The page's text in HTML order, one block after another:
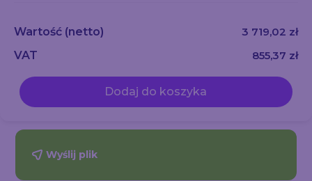
Wartość (netto)
3 719,02 zł
VAT
855,37 zł
Dodaj do koszyka
Wyślij plik